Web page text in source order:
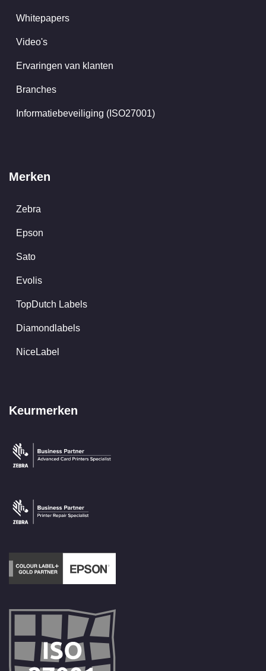
Whitepapers
Video's
Ervaringen van klanten
Branches
Informatiebeveiliging (ISO27001)
Merken
Zebra
Epson
Sato
Evolis
TopDutch Labels
Diamondlabels
NiceLabel
Keurmerken